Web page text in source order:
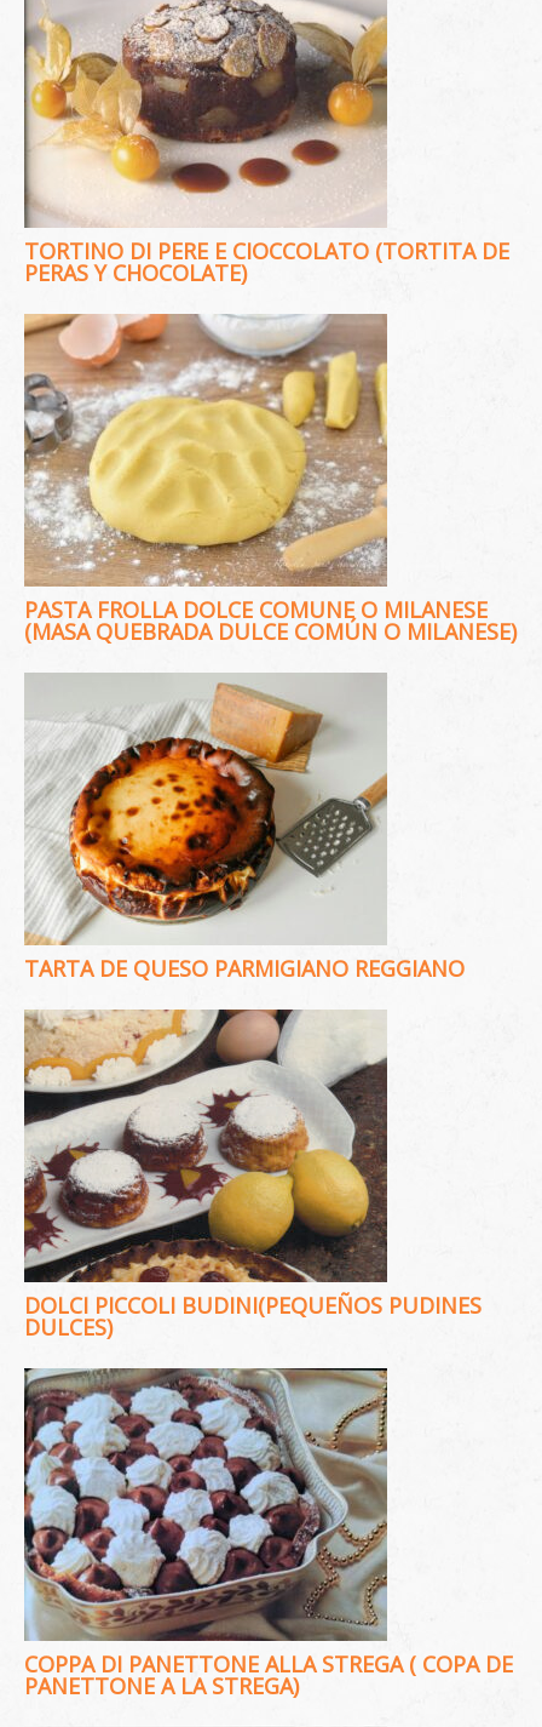
TORTINO DI PERE E CIOCCOLATO (TORTITA DE
PERAS Y CHOCOLATE)
PASTA FROLLA DOLCE COMUNE O MILANESE
(MASA QUEBRADA DULCE COMÚN O MILANESE)
TARTA DE QUESO PARMIGIANO REGGIANO
DOLCI PICCOLI BUDINI(PEQUEÑOS PUDINES
DULCES)
COPPA DI PANETTONE ALLA STREGA ( COPA DE
PANETTONE A LA STREGA)